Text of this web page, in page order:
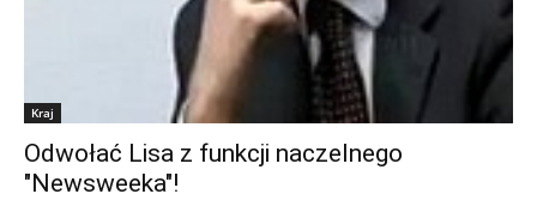
Kraj
Odwołać Lisa z funkcji naczelnego
"Newsweeka"!